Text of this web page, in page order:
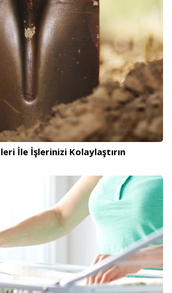
İle İşlerinizi Kolaylaştırın